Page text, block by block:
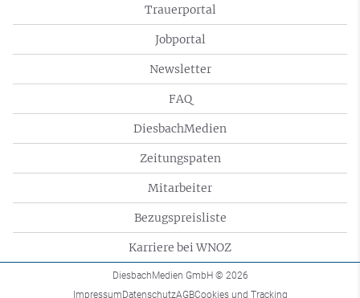
Trauerportal
Jobportal
Newsletter
FAQ
DiesbachMedien
Zeitungspaten
Mitarbeiter
Bezugspreisliste
Karriere bei WNOZ
DiesbachMedien GmbH © 2026
ImpressumDatenschutzAGBCookies und Tracking